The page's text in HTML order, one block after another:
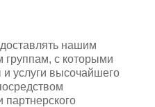
нашим
группам, с которыми
услуги высочайшего
партнерского